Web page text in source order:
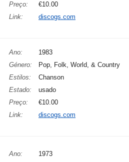
Preço:
€10.00
Link:
discogs.com
Ano:
1983
Género:
Pop, Folk, World, & Country
Estilos:
Chanson
Estado:
usado
Preço:
€10.00
Link:
discogs.com
Ano: 1973